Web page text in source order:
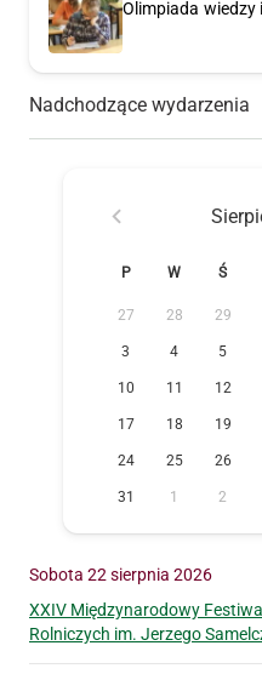
Olimpiada wiedzy
Nadchodzące wydarzenia
P W Ś
27 28 29
3 4 5
10 11 12
17 18 19
24 25 26
31 1 2
Sobota 22 sierpnia 2026
XXIV Międzynarodowy
Rolniczych im. Jerzego